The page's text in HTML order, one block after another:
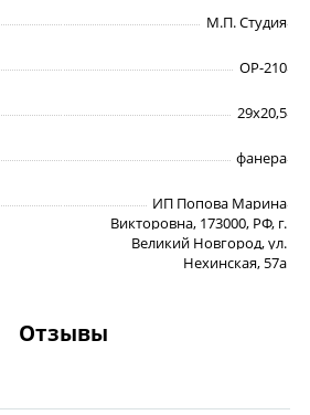
М.П. Студия
ОР-210
29х20,5
фанера
ИП Попова Марина
Викторовна, 173000, РФ, г.
Великий Новгород, ул.
Нехинская, 57а
Отзывы